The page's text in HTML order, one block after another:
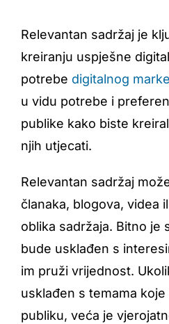
Relevantan sadržaj je
kreiranju uspješne
potrebe digitalnog
u vidu potrebe i
publike kako biste
njih utjecati.
Relevantan sadržaj
članaka, blogova, videa
oblika sadržaja. Bitno je
bude usklađen s
im pruži vrijednost.
usklađen s temama
publiku, veća je